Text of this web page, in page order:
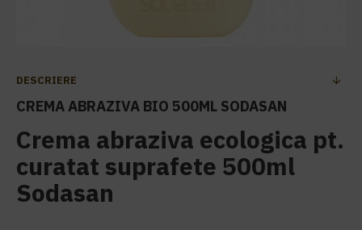
DESCRIERE
CREMA ABRAZIVA BIO 500ML SODASAN
Crema abraziva ecologica pt.
curatat suprafete 500ml
Sodasan